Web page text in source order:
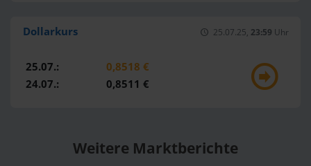
Dollarkurs 25.07.25, 23:59 Uhr
25.07.:
0,8518 €
24.07.:
0,8511 €
Weitere Marktberichte